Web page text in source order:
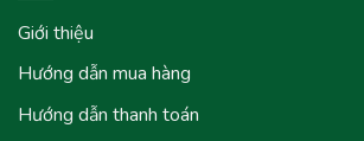
Giới thiệu
Hướng dẫn mua hàng
Hướng dẫn thanh toán